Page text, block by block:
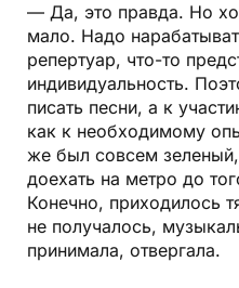
— Да, это правда. Но
мало. Надо
репертуар, что-то
индивидуальность.
писать песни, а к
как к необходимому
же был совсем
доехать на метро до
Конечно, приходилось
не получалось,
принимала, отвергала.